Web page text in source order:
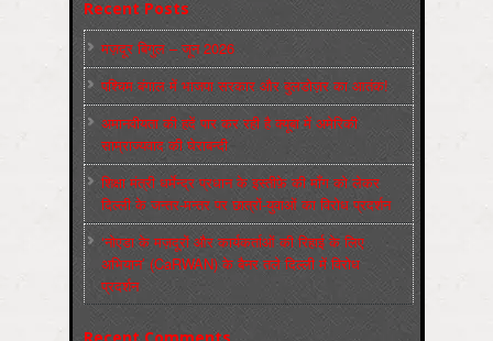
Recent Posts
मज़दूर बिगुल – जून 2026
पश्चिम बंगाल में भाजपा सरकार और बुलडोज़र का आतंक!
अमानवीयता की हदें पार कर रही है क्यूबा में अमेरिकी
साम्राज्यवाद की घेराबन्दी
शिक्षा मंत्री धर्मेन्द्र प्रधान के इस्तीफ़े की माँग को लेकर
दिल्ली के जन्तर-मन्तर पर छात्रों-युवाओं का विरोध प्रदर्शन
‘नोएडा के मज़दूरों और कार्यकर्ताओं की रिहाई के लिए
अभियान’ (CaRWAN) के बैनर तले दिल्ली में विरोध
प्रदर्शन